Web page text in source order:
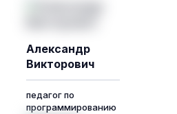
Александр
Викторович
педагог по
программированию